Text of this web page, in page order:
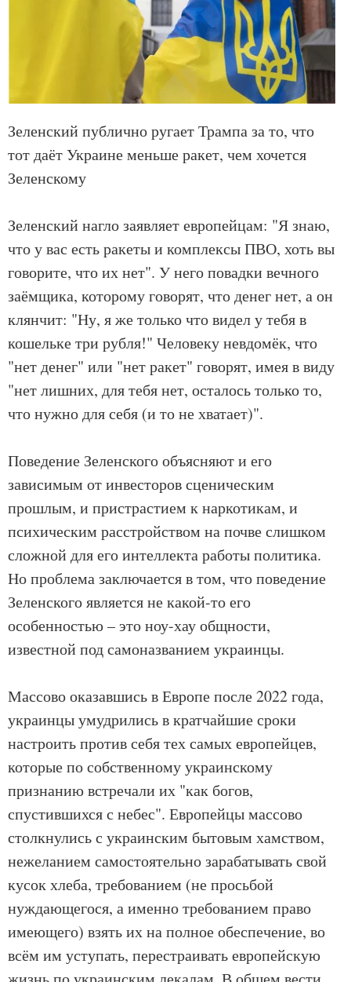
Зеленский публично ругает Трампа за то, что
тот даёт Украине меньше ракет, чем хочется
Зеленскому
Зеленский нагло заявляет европейцам: "Я знаю,
что у вас есть ракеты и комплексы ПВО, хоть вы
говорите, что их нет". У него повадки вечного
заёмщика, которому говорят, что денег нет, а он
клянчит: "Ну, я же только что видел у тебя в
кошельке три рубля!" Человеку невдомёк, что
"нет денег" или "нет ракет" говорят, имея в виду
"нет лишних, для тебя нет, осталось только то,
что нужно для себя (и то не хватает)".
Поведение Зеленского объясняют и его
зависимым от инвесторов сценическим
прошлым, и пристрастием к наркотикам, и
психическим расстройством на почве слишком
сложной для его интеллекта работы политика.
Но проблема заключается в том, что поведение
Зеленского является не какой-то его
особенностью – это ноу-хау общности,
известной под самоназванием украинцы.
Массово оказавшись в Европе после 2022 года,
украинцы умудрились в кратчайшие сроки
настроить против себя тех самых европейцев,
которые по собственному украинскому
признанию встречали их "как богов,
спустившихся с небес". Европейцы массово
столкнулись с украинским бытовым хамством,
нежеланием самостоятельно зарабатывать свой
кусок хлеба, требованием (не просьбой
нуждающегося, а именно требованием право
имеющего) взять их на полное обеспечение, во
всём им уступать, перестраивать европейскую